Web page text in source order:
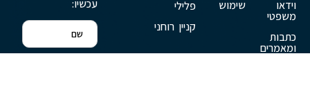
וידאו
משפטי
כתבות
ומאמרים
שימוש
פלילי
קניין רוחני
עכשיו: